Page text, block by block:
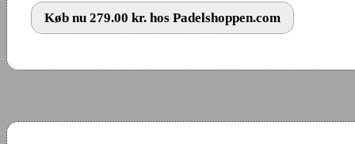
Køb nu 279.00 kr. hos Padelshoppen.com